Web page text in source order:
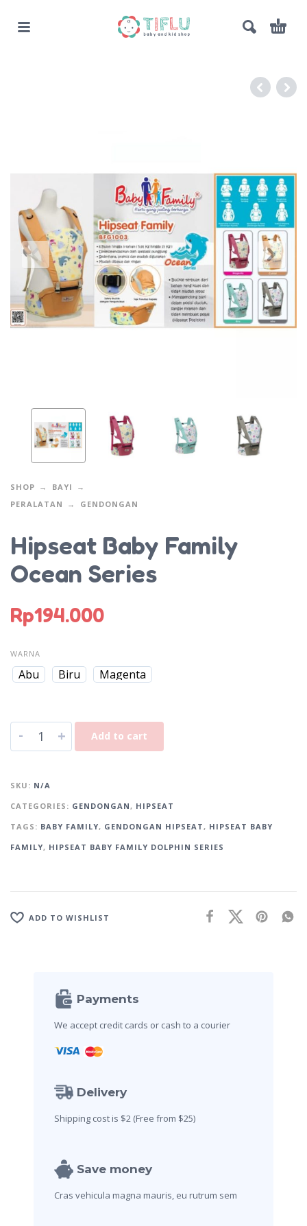
SHOP
BAYI
PERALATAN
GENDONGAN
Hipseat Baby Family
Ocean Series
Rp194.000
WARNA
Abu Biru Magenta
- + Add to cart
t
e
r
n
e
SKU: N/A
CATEGORIES: GENDONGAN, HIPSEAT
TAGS: BABY FAMILY, GENDONGAN HIPSEAT, HIPSEAT BABY
FAMILY, HIPSEAT BABY FAMILY DOLPHIN SERIES
ADD TO WISHLIST
Payments
We accept credit cards or cash to a courier
Delivery
Shipping cost is $2 (Free from $25)
Save money
Cras vehicula magna mauris, eu rutrum sem